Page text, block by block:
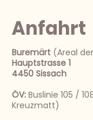
Anfahrt
Buremärt (Areal
Hauptstrasse 1
4450 Sissach
ÖV: Buslinie 105 /
Kreuzmatt)